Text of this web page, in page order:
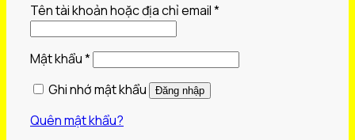
Tên tài khoản hoặc địa chỉ email*Bắt
Mật khẩu*Bắt
Ghi nhớ mật khẩu
Đăng nhập
Quên mật khẩu?